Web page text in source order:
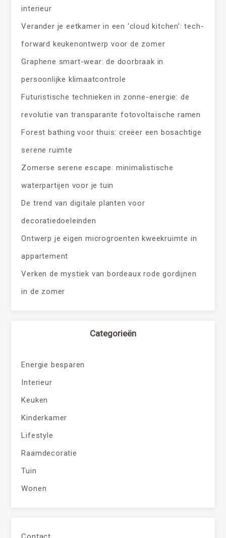
interieur
Verander je eetkamer in een ‘cloud kitchen’: tech-
forward keukenontwerp voor de zomer
Graphene smart-wear: de doorbraak in
persoonlijke klimaatcontrole
Futuristische technieken in zonne-energie: de
revolutie van transparante fotovoltaïsche ramen
Forest bathing voor thuis: creëer een bosachtige
serene ruimte
Zomerse serene escape: minimalistische
waterpartijen voor je tuin
De trend van digitale planten voor
decoratiedoeleinden
Ontwerp je eigen microgroenten kweekruimte in
appartement
Verken de mystiek van bordeaux rode gordijnen
in de zomer
Categorieën
Energie besparen
Interieur
Keuken
Kinderkamer
Lifestyle
Raamdecoratie
Tuin
Wonen